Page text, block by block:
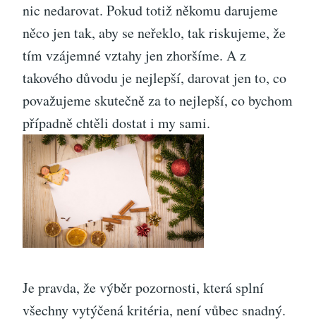
nic nedarovat. Pokud totiž někomu darujeme
něco jen tak, aby se neřeklo, tak riskujeme, že
tím vzájemné vztahy jen zhoršíme. A z
takového důvodu je nejlepší, darovat jen to, co
považujeme skutečně za to nejlepší, co bychom
případně chtěli dostat i my sami.
Je pravda, že výběr pozornosti, která splní
všechny vytýčená kritéria, není vůbec snadný.